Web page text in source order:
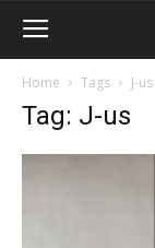
Home Tags J-us
Tag: J-us